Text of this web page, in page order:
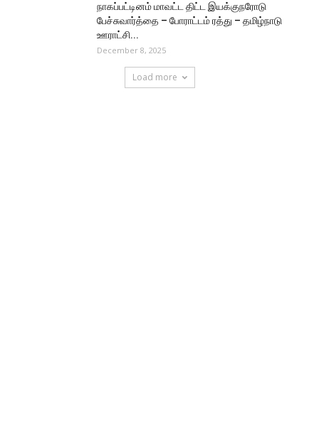
நாகப்பட்டினம் மாவட்ட திட்ட இயக்குநரோடு
பேச்சுவார்த்தை – போராட்டம் ரத்து – தமிழ்நாடு
ஊராட்சி...
December 8, 2025
Load more